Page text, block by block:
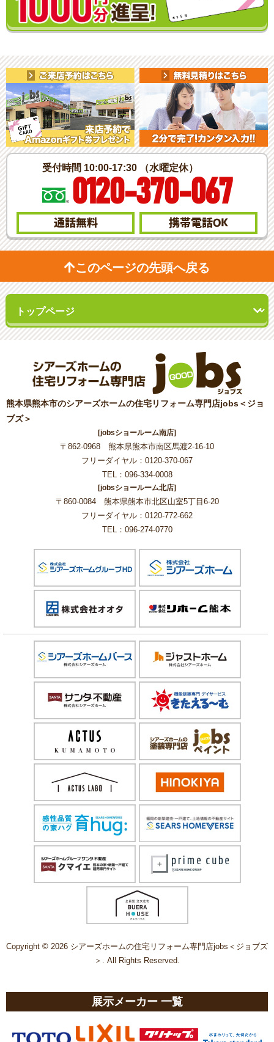
受付時間 10:00-17:30 （水曜定休）
0120-370-067
通話無料 携帯電話OK
このページの先頭へ戻る
熊本県熊本市のシアーズホームの住宅リフォーム専門店jobs＜ジョ
ブズ＞
[jobsショールーム南店]
〒862-0968 熊本県熊本市南区馬渡2-16-10
フリーダイヤル：0120-370-067
TEL：096-334-0008
[jobsショールーム北店]
〒860-0084 熊本県熊本市北区山室5丁目6-20
フリーダイヤル：0120-772-662
TEL：096-274-0770
Copyright © 2026 シアーズホームの住宅リフォーム専門店jobs＜ジョブズ
＞. All Rights Reserved.
展示メーカー 一覧